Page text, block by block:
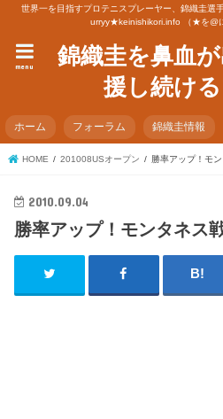
世界一を目指すプロテニスプレーヤー、錦織圭選
urryy★keinishikori.info （★を@
錦織圭を鼻血
援し続け
menu
ホーム フォーラム 錦織圭情報
HOME 201008USオープン 勝率アップ！モ
2010.09.04
勝率アップ！モンタネス